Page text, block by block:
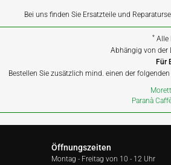
Bei uns finden Sie Ersatzteile und
* Alle
Abhängig von der
Für
Bestellen Sie zusätzlich mind. einen der
Paranà
Öffnungszeiten
Montag - Freitag von 10 - 12 Uhr